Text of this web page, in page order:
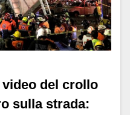
del crollo
sulla strada: